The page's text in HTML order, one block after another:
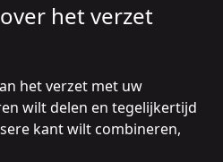
het verzet
het verzet met uw
wilt delen en tegelijkertijd
kant wilt combineren,